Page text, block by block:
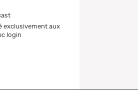
exclusivement aux
login